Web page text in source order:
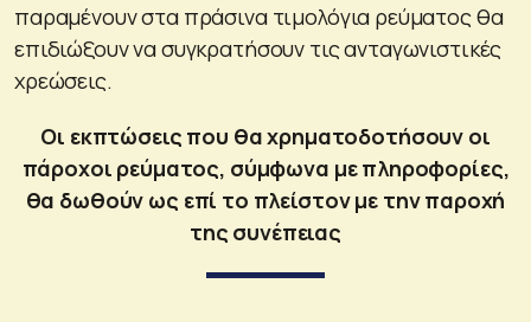
παραμένουν στα πράσινα τιμολόγια ρεύματος θα
επιδιώξουν να συγκρατήσουν τις ανταγωνιστικές
χρεώσεις.
Οι εκπτώσεις που θα χρηματοδοτήσουν οι
πάροχοι ρεύματος, σύμφωνα με πληροφορίες,
θα δωθούν ως επί το πλείστον με την παροχή
της συνέπειας